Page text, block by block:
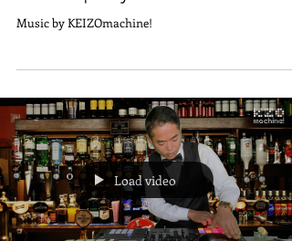
Music by KEIZOmachine!
Load video